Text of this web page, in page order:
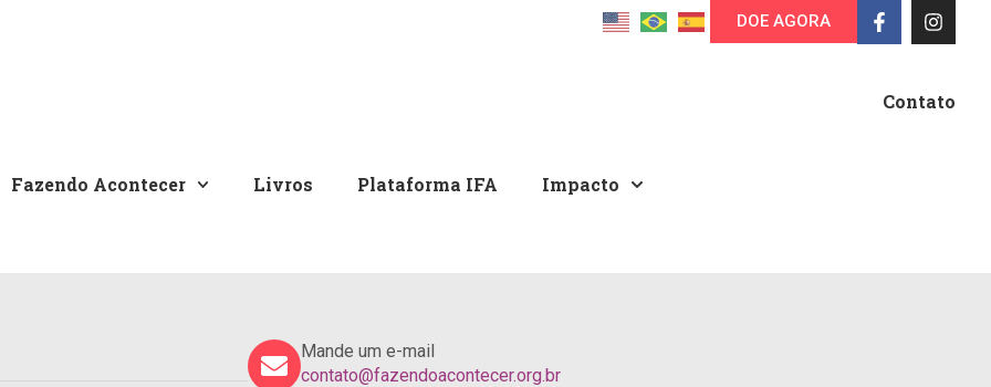
DOE AGORA
Contato
Fazendo Acontecer Livros Plataforma IFA Impacto
Mande um e-mail
contato@fazendoacontecer.org.br